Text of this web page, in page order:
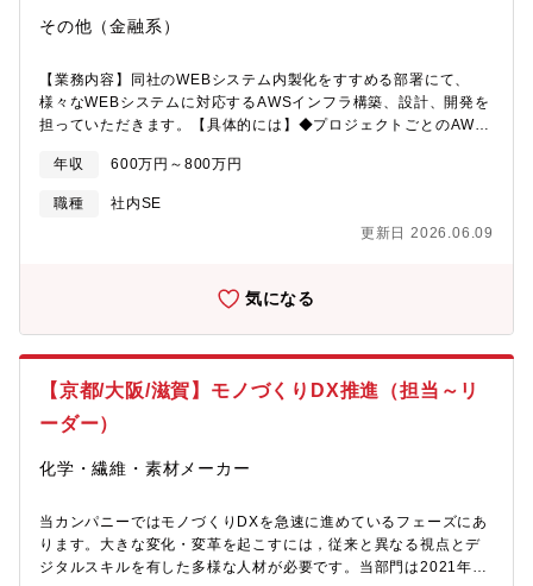
務将来、AIやDXに関する業務・人員が増えた場合、独立したグル
MicrosoftOffice365・MicrosoftAzure・SAP S4/HANA（会計分
野）
を支える基盤エンジニアとしての市場価値を高めることが可能で
後はご本人の適性により、当社業務全般に変更する可能性があり
ます。【開発体制】ユーザー調整から設計、開発までをワンチー
ムで裁量を持って一貫して取り組んでいます。適切に簡素化され
質の担保を両立させています。
その他（金融系）
【業務内容】同社のWEBシステム内製化をすすめる部署にて、
様々なWEBシステムに対応するAWSインフラ構築、設計、開発を
担っていただきます。【具体的には】◆プロジェクトごとのAWS
AWSインフラの改善◆DevOps の推進◆CloudFormationを用い
たIaC◆CodePipeline を用いたCI/CD環境の提供など◆ECSを用
いたコンテナオーケストレーションの改善◆ロギングや監視、セ
キュリティの強化◆コスト削減◆AWS インフラにおける障害対応
す。【ミッション】私たちは、営業支援プラットフォームの開発
ロを解消し、生産性の向上を図っています。また、既存プロダク
力化や自動化によって生産性を向上させることを目指していま
す。さらに、AWS標準化ガイドラインを全社展開し、組織全体で
AWSの利活用に伴い、セキュリティベースラインの確立にも取り
ダクト開発からチーム運営まで個々の自律性を重視し、経験の少
ないメンバーには上位メンバーからの支援を提供しています。ま
た、上流工程からの参画を促進し、自らPMポジションを志願する
年収 600万円～800万円
職種
社内SE
更新日 2026.06.09
気になる
【京都/大阪/滋賀】モノづくりDX推進（担当～リ
ーダー）
化学・繊維・素材メーカー
当カンパニーではモノづくりDXを急速に進めているフェーズにあ
ります。大きな変化・変革を起こすには，従来と異なる視点とデ
ジタルスキルを有した多様な人材が必要です。当部門は2021年に